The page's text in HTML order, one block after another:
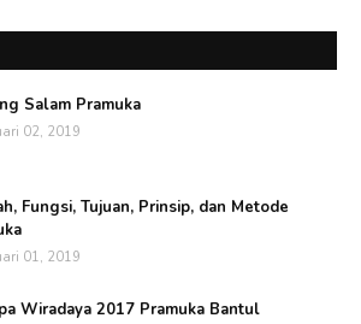
Salam Pramuka
02, 2019
Fungsi, Tujuan, Prinsip, dan Metode
01, 2019
Wiradaya 2017 Pramuka Bantul